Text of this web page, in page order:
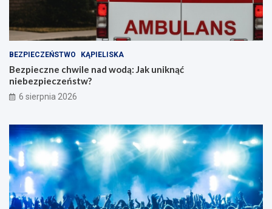
BEZPIECZEŃSTWO KĄPIELISKA
Bezpieczne chwile nad wodą: Jak uniknąć
niebezpieczeństw?
6 sierpnia 2026